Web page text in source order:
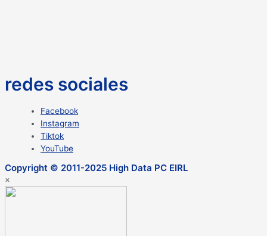
redes sociales
Facebook
Instagram
Tiktok
YouTube
Copyright © 2011-2025 High Data PC EIRL
×